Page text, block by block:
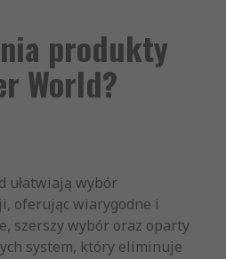
produkty
World?
ułatwiają wybór
oferując wiarygodne i
szerszy wybór oraz oparty
system, który eliminuje